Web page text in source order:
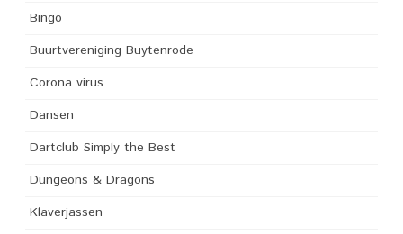
Bingo
Buurtvereniging Buytenrode
Corona virus
Dansen
Dartclub Simply the Best
Dungeons & Dragons
Klaverjassen